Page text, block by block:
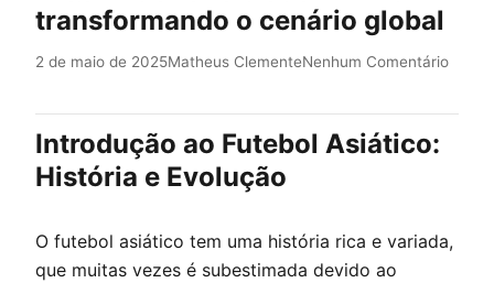
transformando o cenário global
2 de maio de 2025Matheus ClementeNenhum Comentário
Introdução ao Futebol Asiático:
História e Evolução
O futebol asiático tem uma história rica e variada,
que muitas vezes é subestimada devido ao